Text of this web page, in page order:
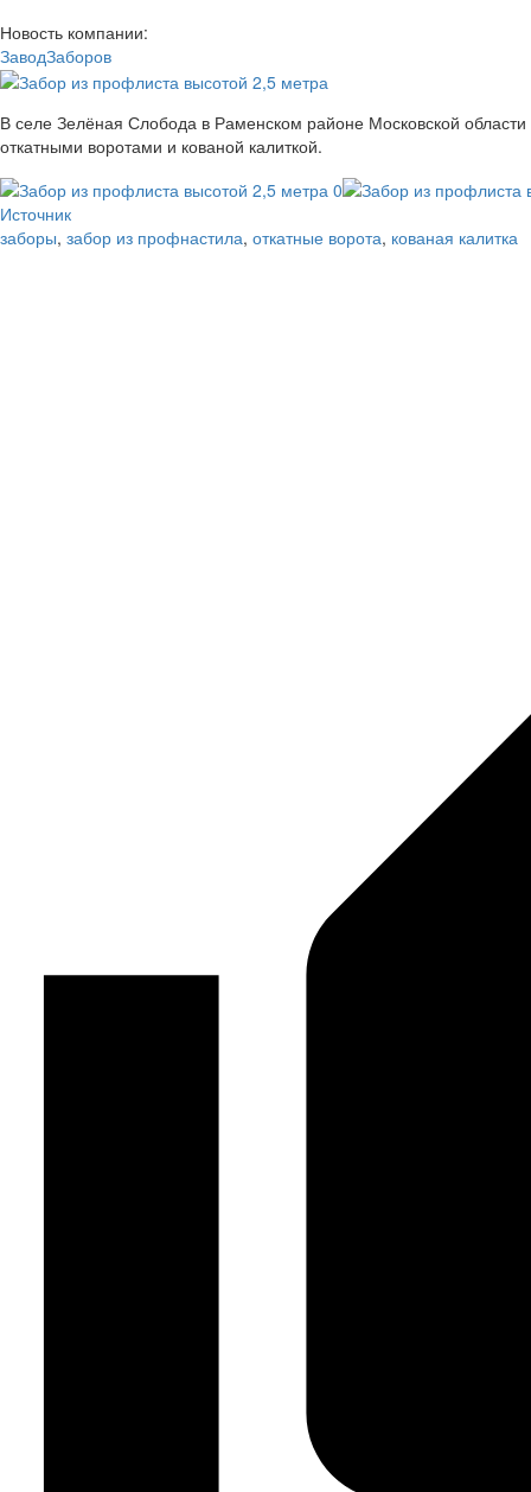
Новость компании:
ЗаводЗаборов
В селе Зелёная Слобода в Раменском районе Московской
откатными воротами и кованой калиткой.
Источник
заборы, забор из профнастила, откатные ворота, кованая калитка